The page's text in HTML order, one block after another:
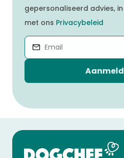
gepersonaliseerd advies,
met ons Privacybeleid